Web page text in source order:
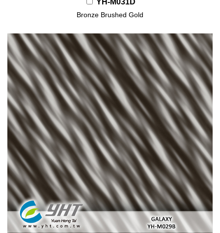
YH-M031D
Bronze Brushed Gold